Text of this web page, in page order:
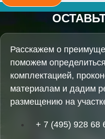
Расскажем о
поможем
комплектацией,
материалам и дадим
размещению на
+ 7 (495) 928 68